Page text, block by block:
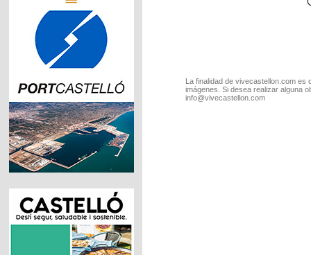
La finalidad de vivecastellon.com
imágenes. Si desea realizar alguna
info@vivecastellon.com